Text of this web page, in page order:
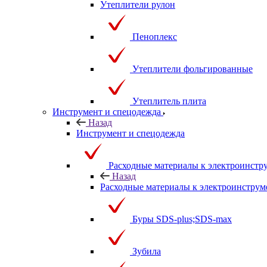
Утеплители рулон
Пеноплекс
Утеплители фольгированные
Утеплитель плита
Инструмент и спецодежда
Назад
Инструмент и спецодежда
Расходные материалы к
Назад
Расходные материалы к
Буры SDS-plus;SDS-max
Зубила